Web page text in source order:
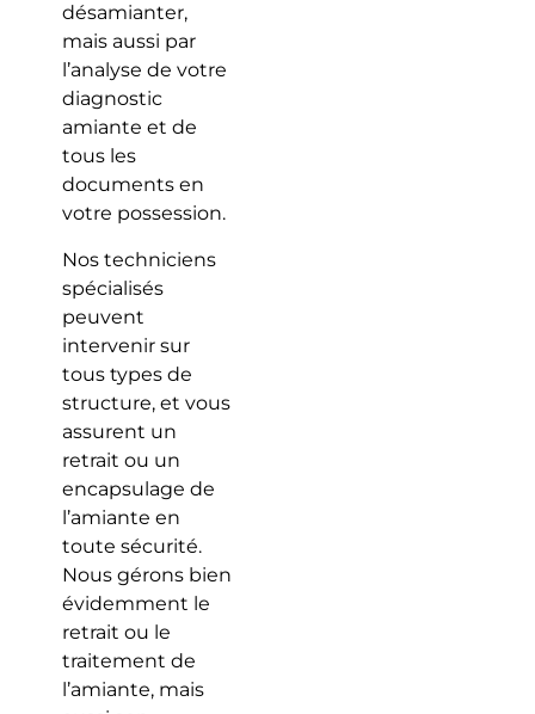
désamianter,
mais aussi par
l’analyse de votre
diagnostic
amiante et de
tous les
documents en
votre possession.
Nos techniciens
spécialisés
peuvent
intervenir sur
tous types de
structure, et vous
assurent un
retrait ou un
encapsulage de
l’amiante en
toute sécurité.
Nous gérons bien
évidemment le
retrait ou le
traitement de
l’amiante, mais